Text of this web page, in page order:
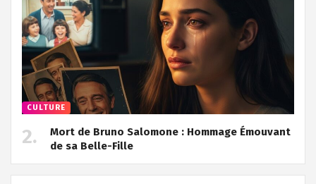
CULTURE
Mort de Bruno Salomone : Hommage Émouvant
de sa Belle-Fille